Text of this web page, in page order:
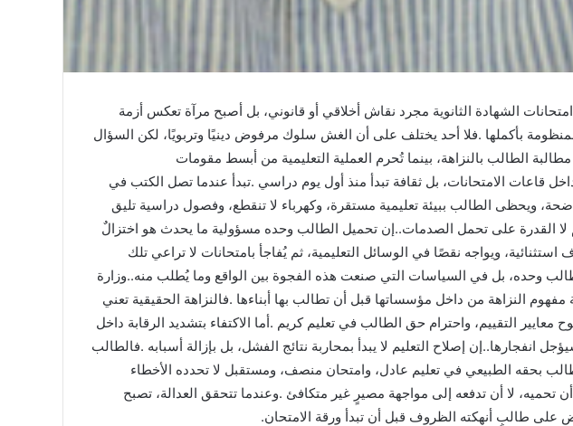
‬موعدها،‭ ‬وتُنفذ‭ ‬المناهج‭ ‬وفق‭ ‬خطة‭ ‬واضحة،‭ ‬ويحظى‭ ‬الطالب‭ ‬ببيئة‭ ‬تعليمية‭ ‬مستقرة،‭ ‬وكهرباء‭ ‬لا‭ ‬تنقطع،‭ ‬وفصول‭ ‬دراسية‭ ‬تليق‭